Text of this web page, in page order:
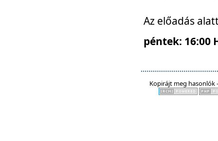
Az előadás
péntek: 16:00
Kopirájt meg hasonlók